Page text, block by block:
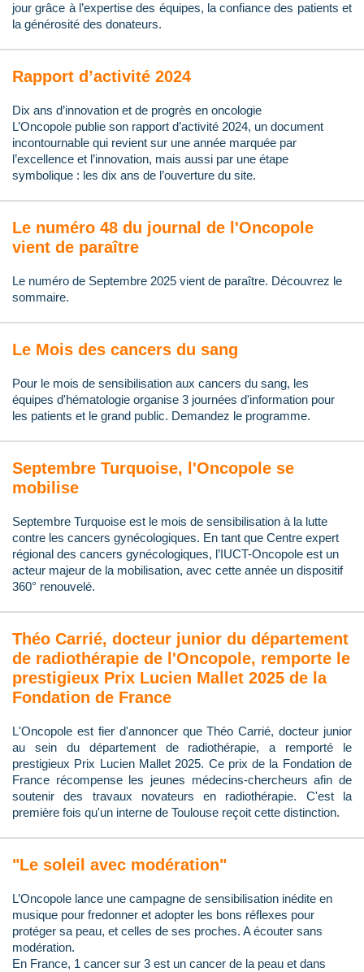
jour grâce à l’expertise des équipes, la confiance des patients et
la générosité des donateurs.
Rapport d’activité 2024
Dix ans d’innovation et de progrès en oncologie
L’Oncopole publie son rapport d’activité 2024, un document
incontournable qui revient sur une année marquée par
l’excellence et l’innovation, mais aussi par une étape
symbolique : les dix ans de l’ouverture du site.
Le numéro 48 du journal de l'Oncopole
vient de paraître
Le numéro de Septembre 2025 vient de paraître. Découvrez le
sommaire.
Le Mois des cancers du sang
Pour le mois de sensibilisation aux cancers du sang, les
équipes d'hématologie organise 3 journées d'information pour
les patients et le grand public. Demandez le programme.
Septembre Turquoise, l'Oncopole se
mobilise
Septembre Turquoise est le mois de sensibilisation à la lutte
contre les cancers gynécologiques. En tant que Centre expert
régional des cancers gynécologiques, l’IUCT-Oncopole est un
acteur majeur de la mobilisation, avec cette année un dispositif
360° renouvelé.
Théo Carrié, docteur junior du département
de radiothérapie de l'Oncopole, remporte le
prestigieux Prix Lucien Mallet 2025 de la
Fondation de France
L'Oncopole est fier d'annoncer que Théo Carrié, docteur junior
au sein du département de radiothérapie, a remporté le
prestigieux Prix Lucien Mallet 2025. Ce prix de la Fondation de
France récompense les jeunes médecins-chercheurs afin de
soutenir des travaux novateurs en radiothérapie. C'est la
première fois qu'un interne de Toulouse reçoit cette distinction.
"Le soleil avec modération"
L’Oncopole lance une campagne de sensibilisation inédite en
musique pour fredonner et adopter les bons réflexes pour
protéger sa peau, et celles de ses proches. A écouter sans
modération.
En France, 1 cancer sur 3 est un cancer de la peau et dans